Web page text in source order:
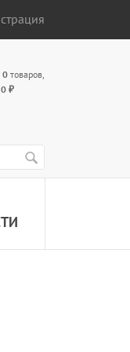
0товаров,
0 ₽